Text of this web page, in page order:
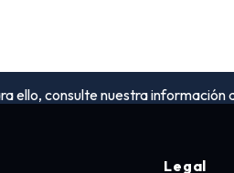
ello, consulte nuestra información
Legal